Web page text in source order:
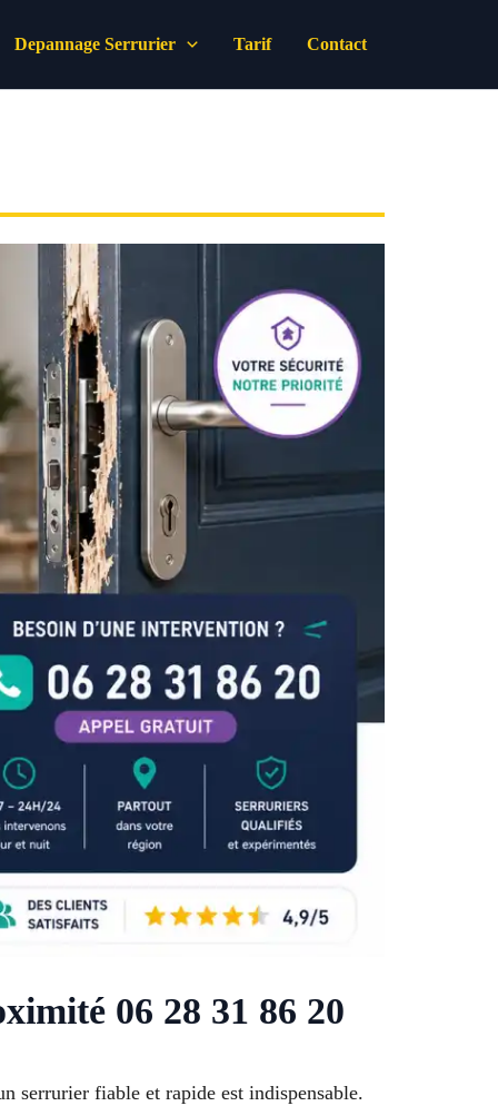
Depannage Serrurier Tarif Contact
06 28 31 86 20
serrurier fiable et rapide est indispensable.